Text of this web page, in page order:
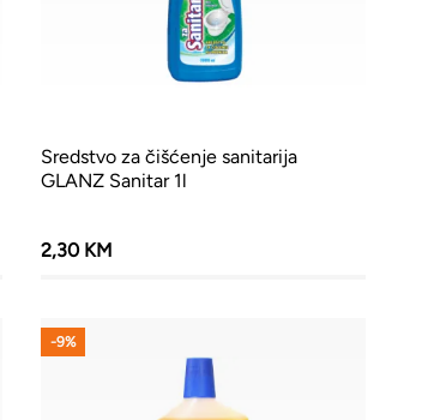
Sredstvo za čišćenje sanitarija
GLANZ Sanitar 1l
2,30 KM
-9%